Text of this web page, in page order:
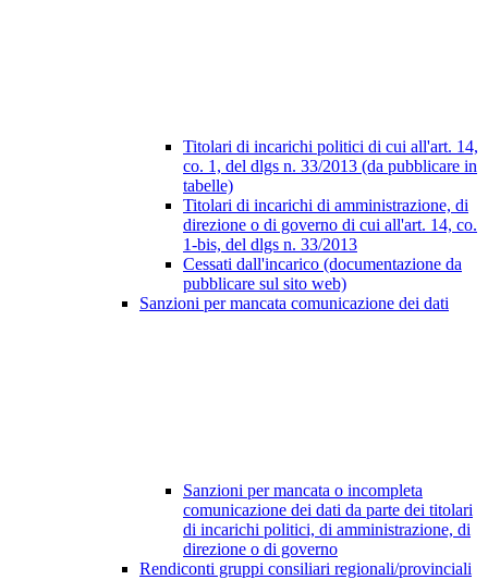
Titolari di incarichi politici di cui all'art. 14,
co. 1, del dlgs n. 33/2013 (da pubblicare in
tabelle)
Titolari di incarichi di amministrazione, di
direzione o di governo di cui all'art. 14, co.
1-bis, del dlgs n. 33/2013
Cessati dall'incarico (documentazione da
pubblicare sul sito web)
Sanzioni per mancata comunicazione dei dati
Sanzioni per mancata o incompleta
comunicazione dei dati da parte dei titolari
di incarichi politici, di amministrazione, di
direzione o di governo
Rendiconti gruppi consiliari regionali/provinciali